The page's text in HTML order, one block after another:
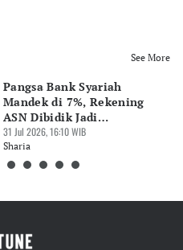
See More
Pangsa Bank Syariah
Mandek di 7%, Rekening
ASN Dibidik Jadi
Pendorong
31 Jul 2026, 16:10 WIB
Sharia